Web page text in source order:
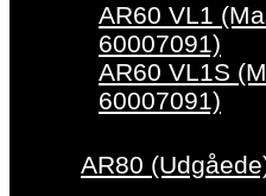
AR60 VL1
60007091)
AR60 VL1S
60007091)
AR80